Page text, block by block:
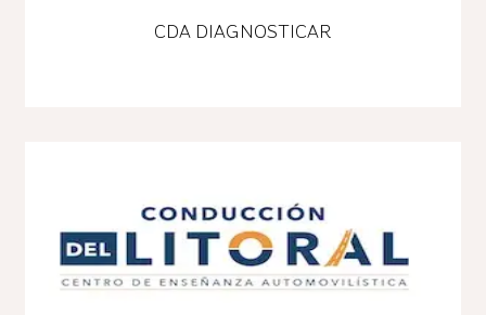
CDA DIAGNOSTICAR